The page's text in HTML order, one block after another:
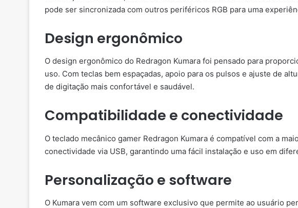
pode ser sincronizada com outros periféricos RGB para uma
Design ergonômico
O design ergonômico do Redragon Kumara foi pensado para
uso. Com teclas bem espaçadas, apoio para os pulsos e ajuste de
de digitação mais confortável e saudável.
Compatibilidade e conectividade
O teclado mecânico gamer Redragon Kumara é compatível com a
conectividade via USB, garantindo uma fácil instalação e uso em
Personalização e software
O Kumara vem com um software exclusivo que permite ao usuário